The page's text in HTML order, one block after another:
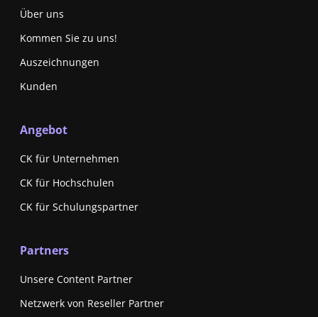
Über uns
Kommen Sie zu uns!
Auszeichnungen
Kunden
Angebot
CK für Unternehmen
CK für Hochschulen
CK für Schulungspartner
Partners
Unsere Content Partner
Netzwerk von Reseller Partner